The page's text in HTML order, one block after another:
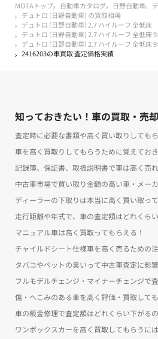
MOTAトップ
自動車カタログ 日野自動車
デュトロ (日野自動車) の買取相場
デュトロ (日野自動車) 2.7 ハイルーフ 全低床
デュトロ (日野自動車) 2.7 ハイルーフ 全低床
デュトロ (日野自動車) 2.7 ハイルーフ 全低床
2416203の車買取 査定価格実績
知っておきたい！車の買取・売
査定時に必要な書類や高く買い取りしても
車を高く買取りしてもらうために覚えてお
記録簿、保証書、取扱説明書で車は高く売
中古車市場で買い取り金額の高い車・メー
ディーラーの下取りは本当に高く買い取っ
走行距離や年式で、車の査定額はどれくら
マニュアル車は高く買取ってもらえる！
チャイルドシート仕様車を高く売るための
タバコやペットの臭いって中古車査定に影
フルモデルチェンジ・マイナーチェンジで
傷・へこみのある車を高く評価・買取して
車の板金修理で査定額はどれくらい下がる
ワンボックスカーを高く買取してもらうには